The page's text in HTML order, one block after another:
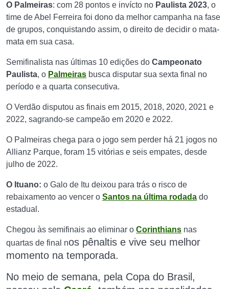
O Palmeiras: com 28 pontos e invícto no Paulista 2023, o
time de Abel Ferreira foi dono da melhor campanha na fase
de grupos, conquistando assim, o direito de decidir o mata-
mata em sua casa.
Semifinalista nas últimas 10 edições do Campeonato
Paulista, o Palmeiras busca disputar sua sexta final no
período e a quarta consecutiva.
O Verdão disputou as finais em 2015, 2018, 2020, 2021 e
2022, sagrando-se campeão em 2020 e 2022.
O Palmeiras chega para o jogo sem perder há 21 jogos no
Allianz Parque, foram 15 vitórias e seis empates, desde
julho de 2022.
O Ituano: o Galo de Itu deixou para trás o risco de
rebaixamento ao vencer o Santos na última rodada do
estadual.
Chegou às semifinais ao eliminar o Corinthians nas
quartas de final nos pênaltis e vive seu melhor
momento na temporada.
No meio de semana, pela Copa do Brasil,